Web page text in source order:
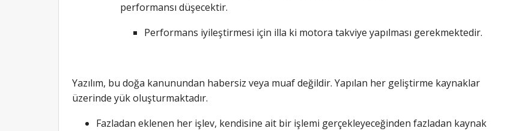
performansı düşecektir.
Performans iyileştirmesi için illa ki motora takviye yapılması gerekmektedir.
Yazılım, bu doğa kanunundan habersiz veya muaf değildir. Yapılan her geliştirme kaynaklar
üzerinde yük oluşturmaktadır.
Fazladan eklenen her işlev, kendisine ait bir işlemi gerçekleyeceğinden fazladan kaynak